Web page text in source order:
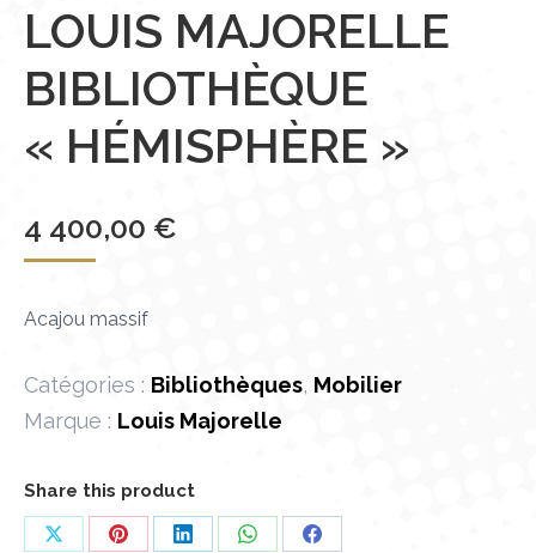
LOUIS MAJORELLE
BIBLIOTHÈQUE
« HÉMISPHÈRE »
4 400,00 €
Acajou massif
Catégories : Bibliothèques, Mobilier
Marque : Louis Majorelle
Share this product